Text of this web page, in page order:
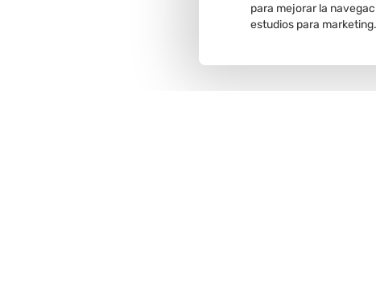
para mejorar la
estudios para